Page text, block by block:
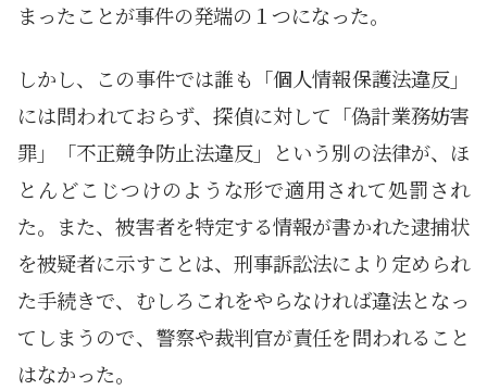
まったことが事件の発端の１つになった。
しかし、この事件では誰も「個人情報保護法違反」
には問われておらず、探偵に対して「偽計業務妨害
罪」「不正競争防止法違反」という別の法律が、ほ
とんどこじつけのような形で適用されて処罰され
た。また、被害者を特定する情報が書かれた逮捕状
を被疑者に示すことは、刑事訴訟法により定められ
た手続きで、むしろこれをやらなければ違法となっ
てしまうので、警察や裁判官が責任を問われること
はなかった。